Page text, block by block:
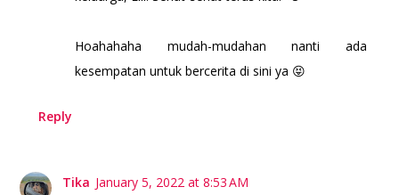
Hoahahaha mudah-mudahan nanti ada
kesempatan untuk bercerita di sini ya 😝
Reply
Tika January 5, 2022 at 8:53 AM